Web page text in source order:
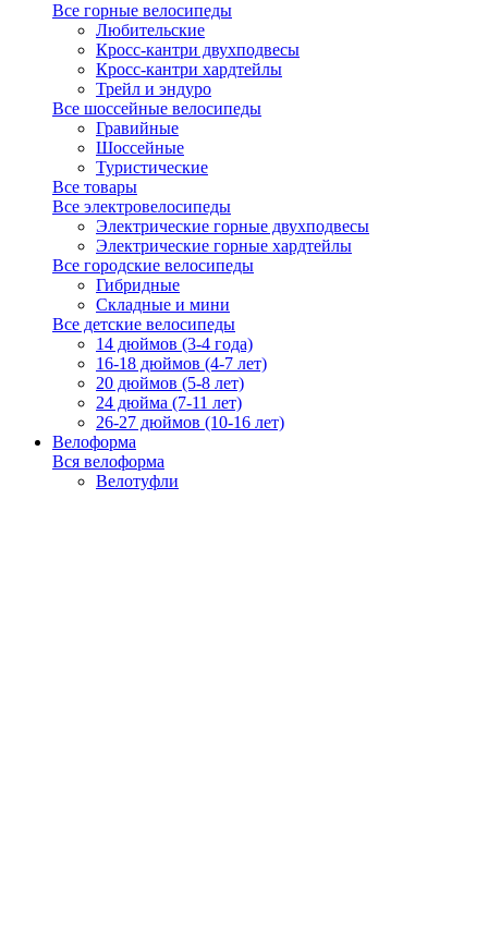
Все горные велосипеды
Любительские
Кросс-кантри двухподвесы
Кросс-кантри хардтейлы
Трейл и эндуро
Все шоссейные велосипеды
Гравийные
Шоссейные
Туристические
Все товары
Все электровелосипеды
Электрические горные двухподвесы
Электрические горные хардтейлы
Все городские велосипеды
Гибридные
Складные и мини
Все детские велосипеды
14 дюймов (3-4 года)
16-18 дюймов (4-7 лет)
20 дюймов (5-8 лет)
24 дюйма (7-11 лет)
26-27 дюймов (10-16 лет)
Велоформа
Вся велоформа
Велотуфли